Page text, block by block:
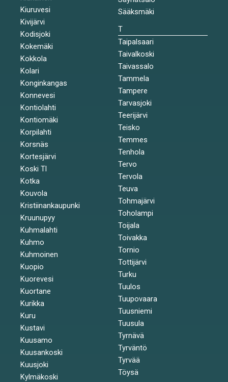
Kiuruvesi
Kivijärvi
Kodisjoki
Kokemäki
Kokkola
Kolari
Konginkangas
Konnevesi
Kontiolahti
Kontiomäki
Korpilahti
Korsnäs
Kortesjärvi
Koski Tl
Kotka
Kouvola
Kristiinankaupunki
Kruunupyy
Kuhmalahti
Kuhmo
Kuhmoinen
Kuopio
Kuorevesi
Kuortane
Kurikka
Kuru
Kustavi
Kuusamo
Kuusankoski
Kuusjoki
Kylmäkoski
Sääksmäki
T
Taipalsaari
Taivalkoski
Taivassalo
Tammela
Tampere
Tarvasjoki
Teerijärvi
Teisko
Temmes
Tenhola
Tervo
Tervola
Teuva
Tohmajärvi
Toholampi
Toijala
Toivakka
Tornio
Tottijärvi
Turku
Tuulos
Tuupovaara
Tuusniemi
Tuusula
Tyrnävä
Tyrväntö
Tyrvää
Töysä